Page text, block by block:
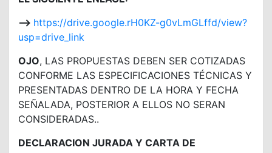
—> https://drive.google.rH0KZ-g0vLmGLffd/view?
usp=drive_link
OJO, LAS PROPUESTAS DEBEN SER COTIZADAS
CONFORME LAS ESPECIFICACIONES TÉCNICAS Y
PRESENTADAS DENTRO DE LA HORA Y FECHA
SEÑALADA, POSTERIOR A ELLOS NO SERAN
CONSIDERADAS..
DECLARACION JURADA Y CARTA DE